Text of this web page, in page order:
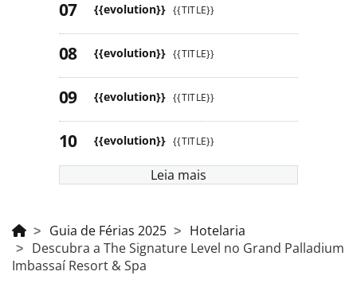
{{evolution}} {{TITLE}}
{{evolution}} {{TITLE}}
{{evolution}} {{TITLE}}
{{evolution}} {{TITLE}}
Leia mais
Guia de Férias 2025
Hotelaria
Descubra a The Signature Level no Grand Palladium
Imbassaí Resort & Spa